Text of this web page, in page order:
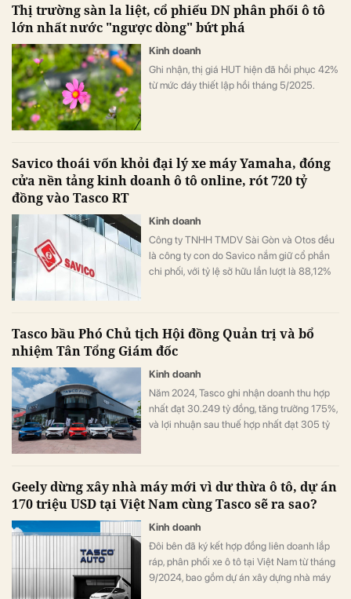
Thị trường sàn la liệt, cổ phiếu DN phân phối ô tô
lớn nhất nước "ngược dòng" bứt phá
Kinh doanh
Ghi nhận, thị giá HUT hiện đã hồi phục 42%
từ mức đáy thiết lập hồi tháng 5/2025.
Savico thoái vốn khỏi đại lý xe máy Yamaha, đóng
cửa nền tảng kinh doanh ô tô online, rót 720 tỷ
đồng vào Tasco RT
Kinh doanh
Công ty TNHH TMDV Sài Gòn và Otos đều
là công ty con do Savico nắm giữ cổ phần
chi phối, với tỷ lệ sở hữu lần lượt là 88,12%
Tasco bầu Phó Chủ tịch Hội đồng Quản trị và bổ
nhiệm Tân Tổng Giám đốc
Kinh doanh
Năm 2024, Tasco ghi nhận doanh thu hợp
nhất đạt 30.249 tỷ đồng, tăng trưởng 175%,
và lợi nhuận sau thuế hợp nhất đạt 305 tỷ
Geely dừng xây nhà máy mới vì dư thừa ô tô, dự án
170 triệu USD tại Việt Nam cùng Tasco sẽ ra sao?
Kinh doanh
Đôi bên đã ký kết hợp đồng liên doanh lắp
ráp, phân phối xe ô tô tại Việt Nam từ tháng
9/2024, bao gồm dự án xây dựng nhà máy